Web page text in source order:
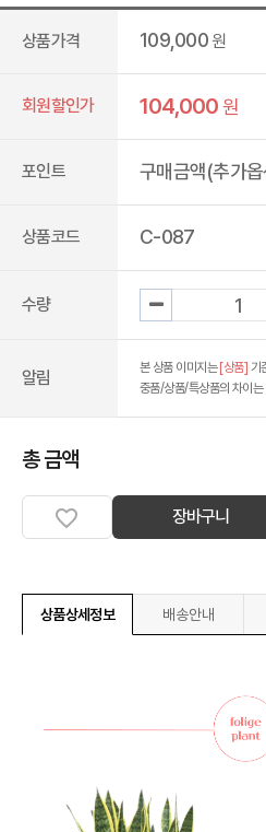
상품가격 109,000 원
회원할인가 104,000원
포인트 구매금액(추가
상품코드 C-087
수량
알림 본 상품 이미지는 [상품] 기
중품/상품/특상품의 차이는
총 금액
장바구니
상품상세정보 배송안내